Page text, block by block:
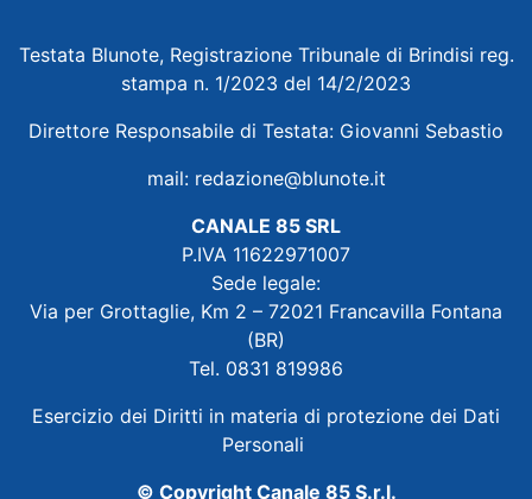
Testata Blunote, Registrazione Tribunale di Brindisi reg.
stampa n. 1/2023 del 14/2/2023
Direttore Responsabile di Testata: Giovanni Sebastio
mail: redazione@blunote.it
CANALE 85 SRL
P.IVA 11622971007
Sede legale:
Via per Grottaglie, Km 2 – 72021 Francavilla Fontana
(BR)
Tel. 0831 819986
Esercizio dei Diritti in materia di protezione dei Dati
Personali
© Copyright Canale 85 S.r.l.